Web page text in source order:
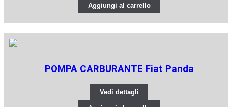
Aggiungi al carrello
POMPA CARBURANTE Fiat Panda
Vedi dettagli